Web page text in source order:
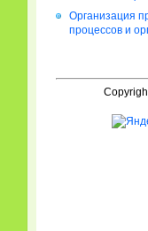
Организация
процессов и